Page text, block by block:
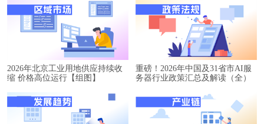
2026年北京工业用地供应持续收
缩 价格高位运行【组图】
重磅！2026年中国及31省市AI服
务器行业政策汇总及解读（全）